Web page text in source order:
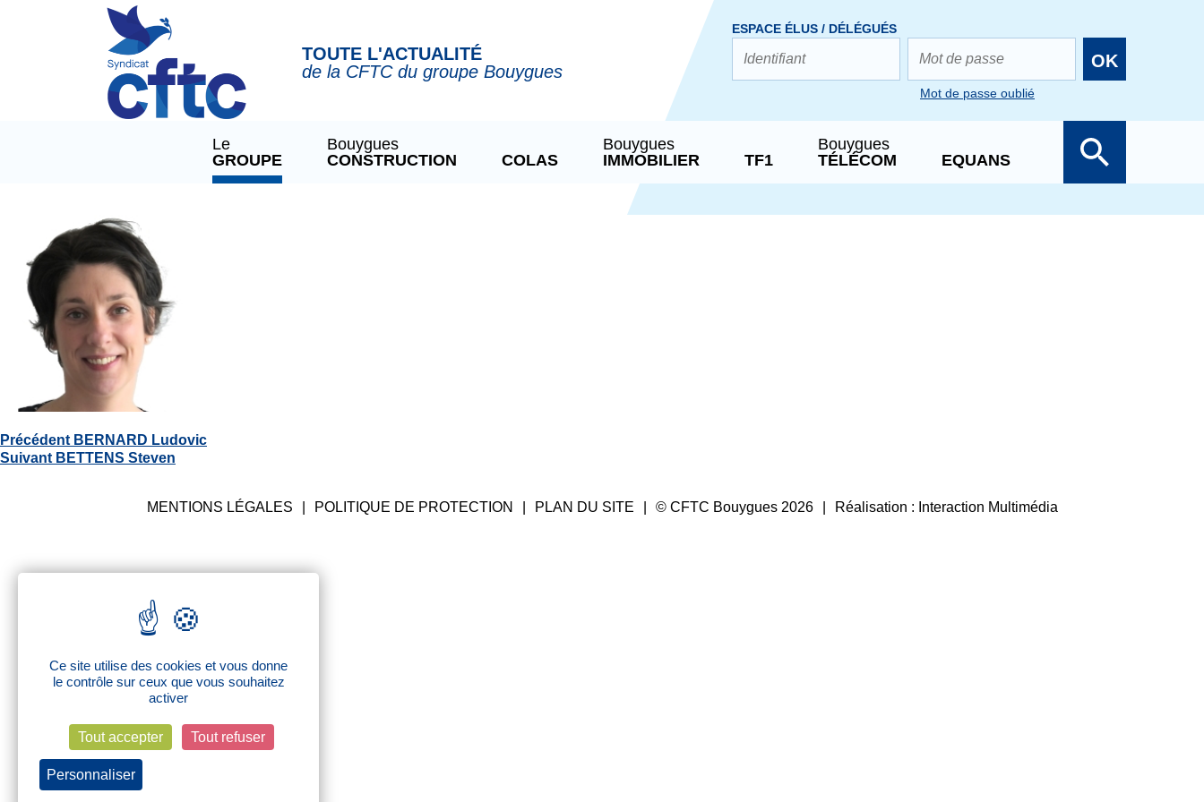
TOUTE L'ACTUALITÉ
de la CFTC du groupe Bouygues
ESPACE ÉLUS / DÉLÉGUÉS
OK
Mot de passe oublié
Le
GROUPE
Bouygues
CONSTRUCTION
COLAS
Bouygues
IMMOBILIER
TF1
Bouygues
TÉLÉCOM
EQUANS
Navigation
de
l’article
Précédent Article
précédent
BERNARD Ludovic
Suivant Article
BETTENS Steven
MENTIONS LÉGALES POLITIQUE DE PROTECTION PLAN DU SITE © CFTC Bouygues 2026 Réalisation : Interaction Multimédia
Panneau de gestion des cookies
Ce site utilise des cookies et vous donne
le contrôle sur ceux que vous souhaitez
activer
Tout accepter Tout refuser
Personnaliser